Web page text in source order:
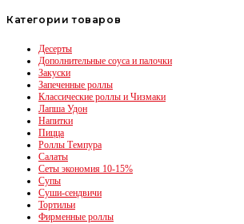
Категории товаров
Десерты
Дополнительные соуса и палочки
Закуски
Запеченные роллы
Классические роллы и Чизмаки
Лапша Удон
Напитки
Пицца
Роллы Темпура
Салаты
Сеты экономия 10-15%
Супы
Суши-сендвичи
Тортильи
Фирменные роллы